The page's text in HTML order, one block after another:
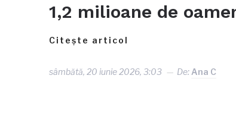
1,2 milioane de
Citește articol
sâmbătă, 20 iunie 2026, 3:03 De: Ana C